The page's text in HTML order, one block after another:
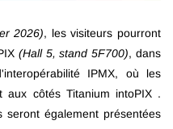
2026), les visiteurs pourront
(Hall 5, stand 5F700), dans
IPMX, où les
aux côtés Titanium intoPIX .
seront également présentées